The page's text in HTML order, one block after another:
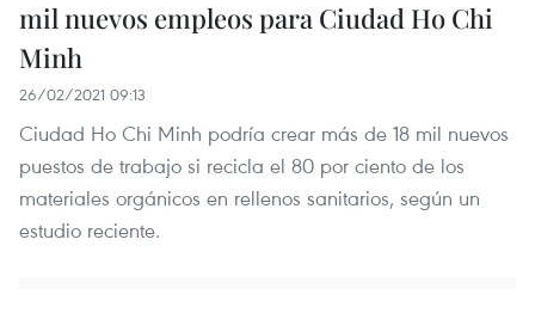
mil nuevos empleos para Ciudad Ho Chi
Minh
26/02/2021 09:13
Ciudad Ho Chi Minh podría crear más de 18 mil nuevos
puestos de trabajo si recicla el 80 por ciento de los
materiales orgánicos en rellenos sanitarios, según un
estudio reciente.